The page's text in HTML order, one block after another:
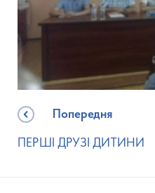
Попередня
ПЕРШІ ДРУЗІ ДИТИНИ